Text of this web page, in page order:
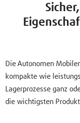
Die Autonomen
kompakte wie
Lagerprozesse ganz
die wichtigsten